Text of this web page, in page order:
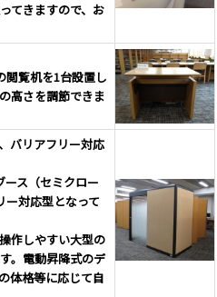
てきますので、お
閲覧机を1台設置し
高さを調節できま
バリアフリー対応
ース（セミクロー
ー対応型となって
作しやすい大型の
。電動昇降式のデ
体格等に応じて自